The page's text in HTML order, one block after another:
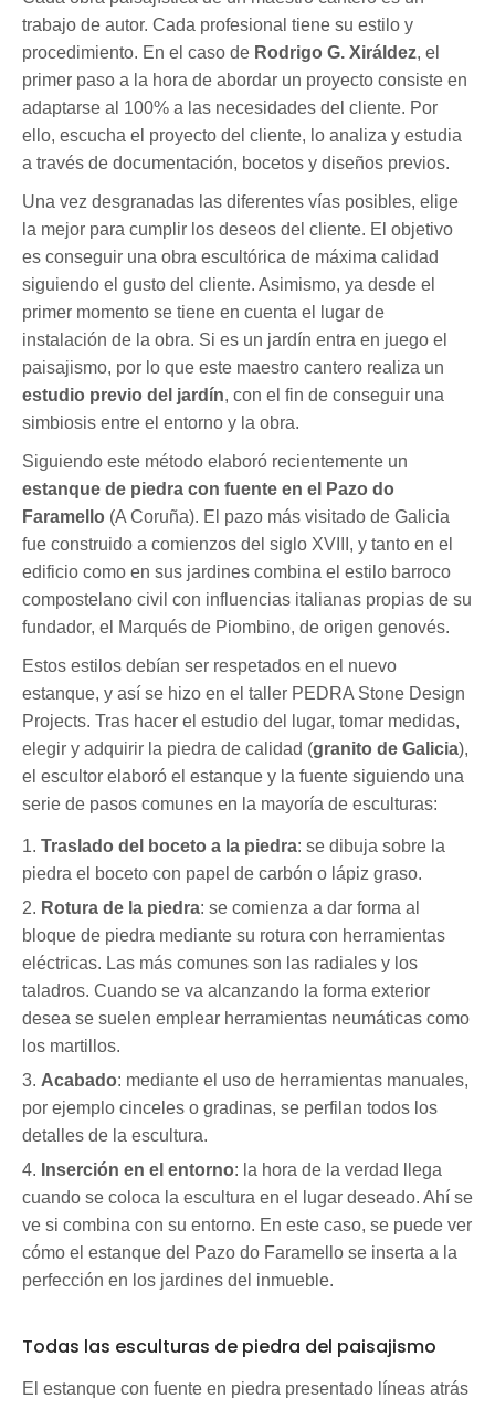
trabajo de autor. Cada profesional tiene su estilo y
procedimiento. En el caso de Rodrigo G. Xiráldez, el
primer paso a la hora de abordar un proyecto consiste en
adaptarse al 100% a las necesidades del cliente. Por
ello, escucha el proyecto del cliente, lo analiza y estudia
a través de documentación, bocetos y diseños previos.
Una vez desgranadas las diferentes vías posibles, elige
la mejor para cumplir los deseos del cliente. El objetivo
es conseguir una obra escultórica de máxima calidad
siguiendo el gusto del cliente. Asimismo, ya desde el
primer momento se tiene en cuenta el lugar de
instalación de la obra. Si es un jardín entra en juego el
paisajismo, por lo que este maestro cantero realiza un
estudio previo del jardín, con el fin de conseguir una
simbiosis entre el entorno y la obra.
Siguiendo este método elaboró recientemente un
estanque de piedra con fuente en el Pazo do
Faramello (A Coruña). El pazo más visitado de Galicia
fue construido a comienzos del siglo XVIII, y tanto en el
edificio como en sus jardines combina el estilo barroco
compostelano civil con influencias italianas propias de su
fundador, el Marqués de Piombino, de origen genovés.
Estos estilos debían ser respetados en el nuevo
estanque, y así se hizo en el taller PEDRA Stone Design
Projects. Tras hacer el estudio del lugar, tomar medidas,
elegir y adquirir la piedra de calidad (granito de Galicia),
el escultor elaboró el estanque y la fuente siguiendo una
serie de pasos comunes en la mayoría de esculturas:
Traslado del boceto a la piedra: se dibuja sobre la
piedra el boceto con papel de carbón o lápiz graso.
Rotura de la piedra: se comienza a dar forma al
bloque de piedra mediante su rotura con herramientas
eléctricas. Las más comunes son las radiales y los
taladros. Cuando se va alcanzando la forma exterior
desea se suelen emplear herramientas neumáticas como
los martillos.
Acabado: mediante el uso de herramientas manuales,
por ejemplo cinceles o gradinas, se perfilan todos los
detalles de la escultura.
Inserción en el entorno: la hora de la verdad llega
cuando se coloca la escultura en el lugar deseado. Ahí se
ve si combina con su entorno. En este caso, se puede ver
cómo el estanque del Pazo do Faramello se inserta a la
perfección en los jardines del inmueble.
Todas las esculturas de piedra del paisajismo
El estanque con fuente en piedra presentado líneas atrás